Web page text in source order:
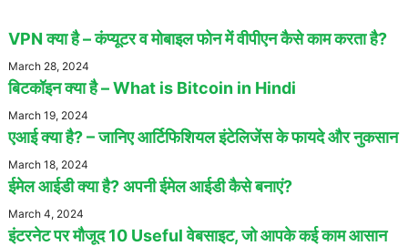
VPN क्या है – कंप्यूटर व मोबाइल फोन में वीपीएन कैसे काम करता है?
March 28, 2024
बिटकॉइन क्या है – What is Bitcoin in Hindi
March 19, 2024
एआई क्या है? – जानिए आर्टिफिशियल इंटेलिजेंस के फायदे और नुकसान
March 18, 2024
ईमेल आईडी क्या है? अपनी ईमेल आईडी कैसे बनाएं?
March 4, 2024
इंटरनेट पर मौजूद 10 Useful वेबसाइट, जो आपके कई काम आसान